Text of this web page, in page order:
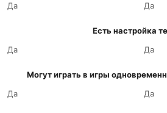
Да
Да
Есть настройка
Да
Да
Могут играть в игры
Да
Да